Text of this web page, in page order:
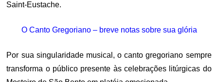
Saint-Eustache.
O Canto Gregoriano – breve notas sobre sua glória
Por sua singularidade musical, o canto gregoriano sempre
transforma o público presente às celebrações litúrgicas do